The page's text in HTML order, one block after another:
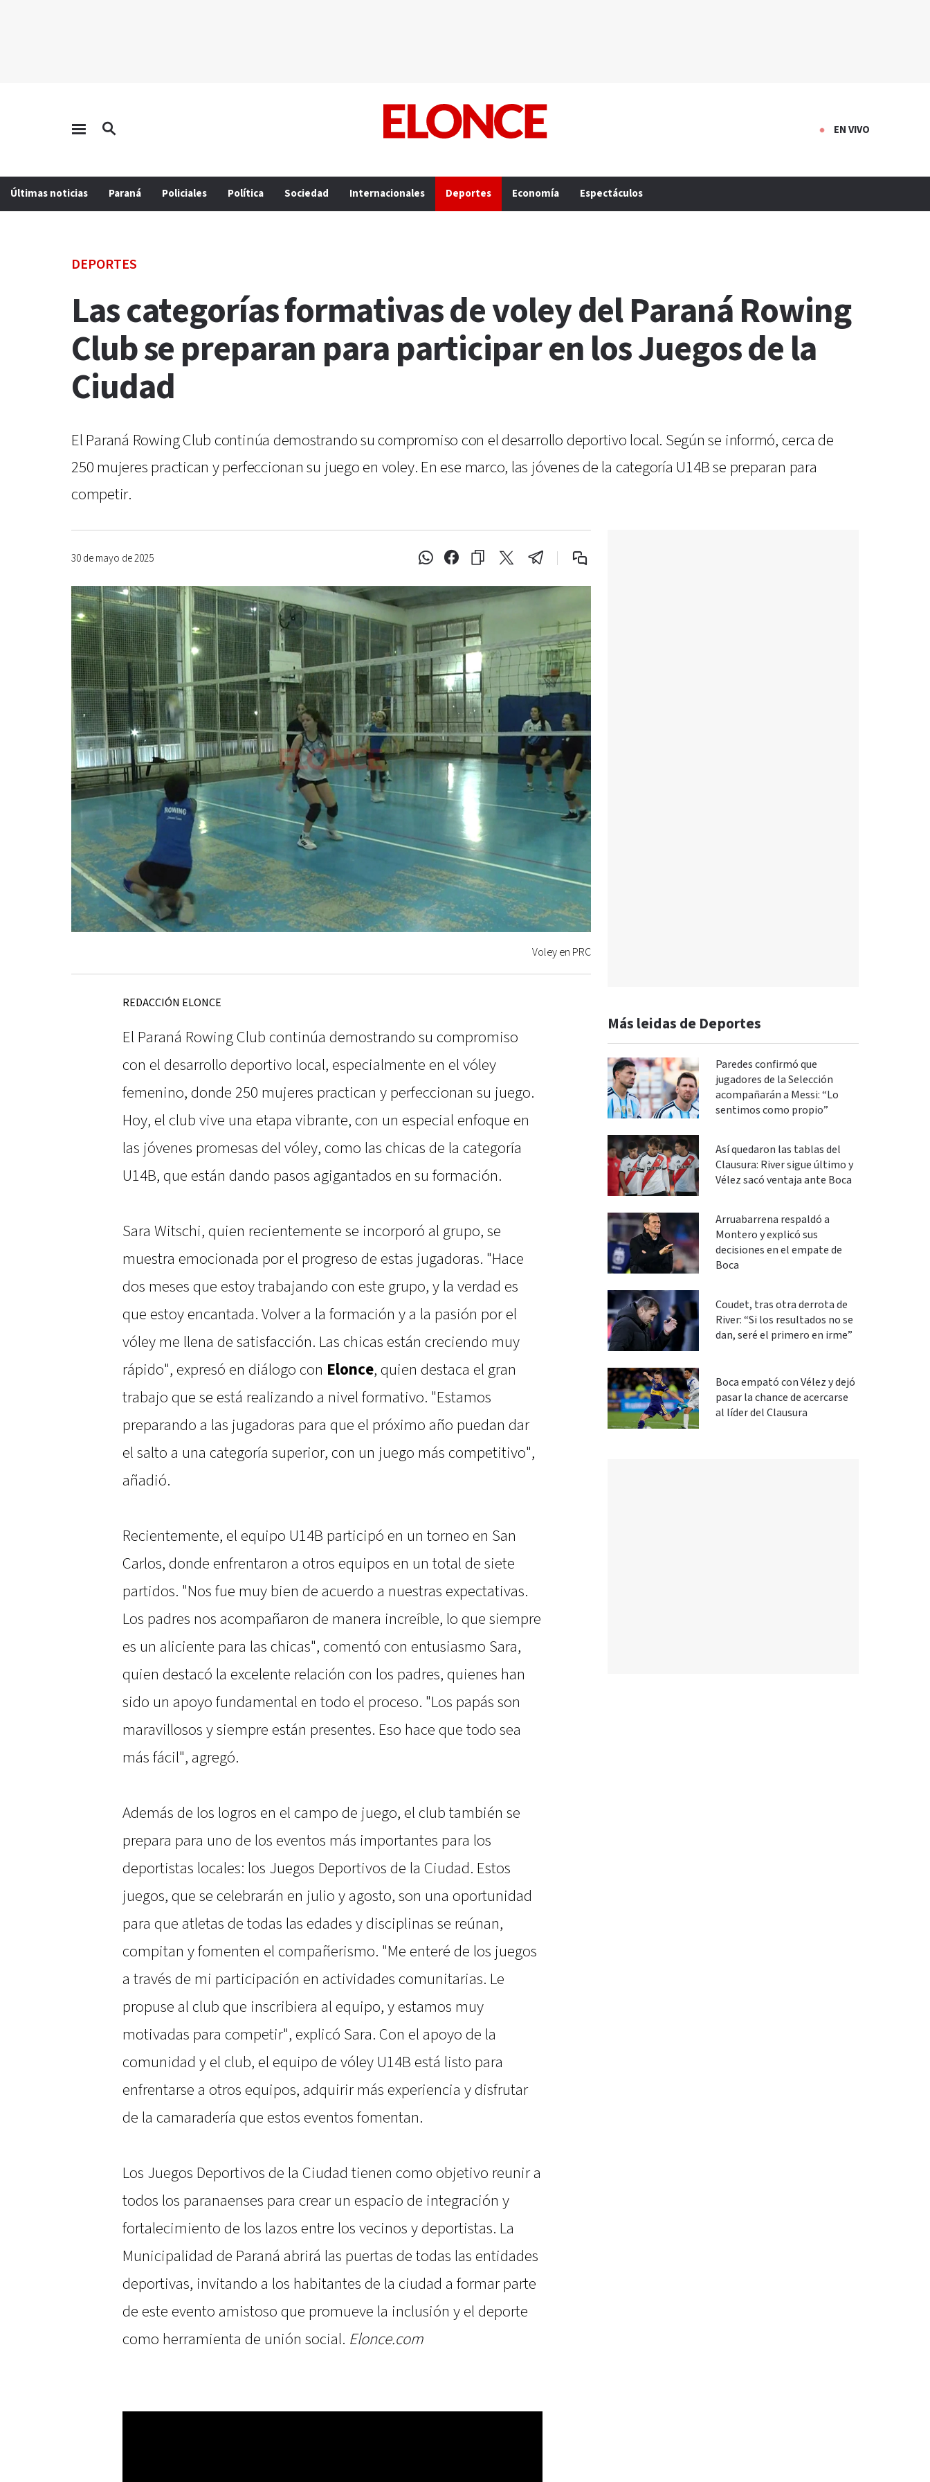
EN VIVO
Últimas noticias Paraná Policiales Política Sociedad Internacionales Deportes Economía Espectáculos
DEPORTES
Las categorías formativas de voley del Paraná Rowing
Club se preparan para participar en los Juegos de la
Ciudad
El Paraná Rowing Club continúa demostrando su compromiso con el desarrollo deportivo local. Según se informó, cerca de
250 mujeres practican y perfeccionan su juego en voley. En ese marco, las jóvenes de la categoría U14B se preparan para
competir.
30 de mayo de 2025
Voley en PRC
REDACCIÓN ELONCE
El Paraná Rowing Club continúa demostrando su compromiso
con el desarrollo deportivo local, especialmente en el vóley
femenino, donde 250 mujeres practican y perfeccionan su juego.
Hoy, el club vive una etapa vibrante, con un especial enfoque en
las jóvenes promesas del vóley, como las chicas de la categoría
U14B, que están dando pasos agigantados en su formación.
Sara Witschi, quien recientemente se incorporó al grupo, se
muestra emocionada por el progreso de estas jugadoras. "Hace
dos meses que estoy trabajando con este grupo, y la verdad es
que estoy encantada. Volver a la formación y a la pasión por el
vóley me llena de satisfacción. Las chicas están creciendo muy
rápido", expresó en diálogo con Elonce, quien destaca el gran
trabajo que se está realizando a nivel formativo. "Estamos
preparando a las jugadoras para que el próximo año puedan dar
el salto a una categoría superior, con un juego más competitivo",
añadió.
Recientemente, el equipo U14B participó en un torneo en San
Carlos, donde enfrentaron a otros equipos en un total de siete
partidos. "Nos fue muy bien de acuerdo a nuestras expectativas.
Los padres nos acompañaron de manera increíble, lo que siempre
es un aliciente para las chicas", comentó con entusiasmo Sara,
quien destacó la excelente relación con los padres, quienes han
sido un apoyo fundamental en todo el proceso. "Los papás son
maravillosos y siempre están presentes. Eso hace que todo sea
más fácil", agregó.
Además de los logros en el campo de juego, el club también se
prepara para uno de los eventos más importantes para los
deportistas locales: los Juegos Deportivos de la Ciudad. Estos
juegos, que se celebrarán en julio y agosto, son una oportunidad
para que atletas de todas las edades y disciplinas se reúnan,
compitan y fomenten el compañerismo. "Me enteré de los juegos
a través de mi participación en actividades comunitarias. Le
propuse al club que inscribiera al equipo, y estamos muy
motivadas para competir", explicó Sara. Con el apoyo de la
comunidad y el club, el equipo de vóley U14B está listo para
enfrentarse a otros equipos, adquirir más experiencia y disfrutar
de la camaradería que estos eventos fomentan.
Los Juegos Deportivos de la Ciudad tienen como objetivo reunir a
todos los paranaenses para crear un espacio de integración y
fortalecimiento de los lazos entre los vecinos y deportistas. La
Municipalidad de Paraná abrirá las puertas de todas las entidades
deportivas, invitando a los habitantes de la ciudad a formar parte
de este evento amistoso que promueve la inclusión y el deporte
como herramienta de unión social. Elonce.com
Más leidas de Deportes
Paredes confirmó que
jugadores de la Selección
acompañarán a Messi: “Lo
sentimos como propio”
Así quedaron las tablas del
Clausura: River sigue último y
Vélez sacó ventaja ante Boca
Arruabarrena respaldó a
Montero y explicó sus
decisiones en el empate de
Boca
Coudet, tras otra derrota de
River: “Si los resultados no se
dan, seré el primero en irme”
Boca empató con Vélez y dejó
pasar la chance de acercarse
al líder del Clausura